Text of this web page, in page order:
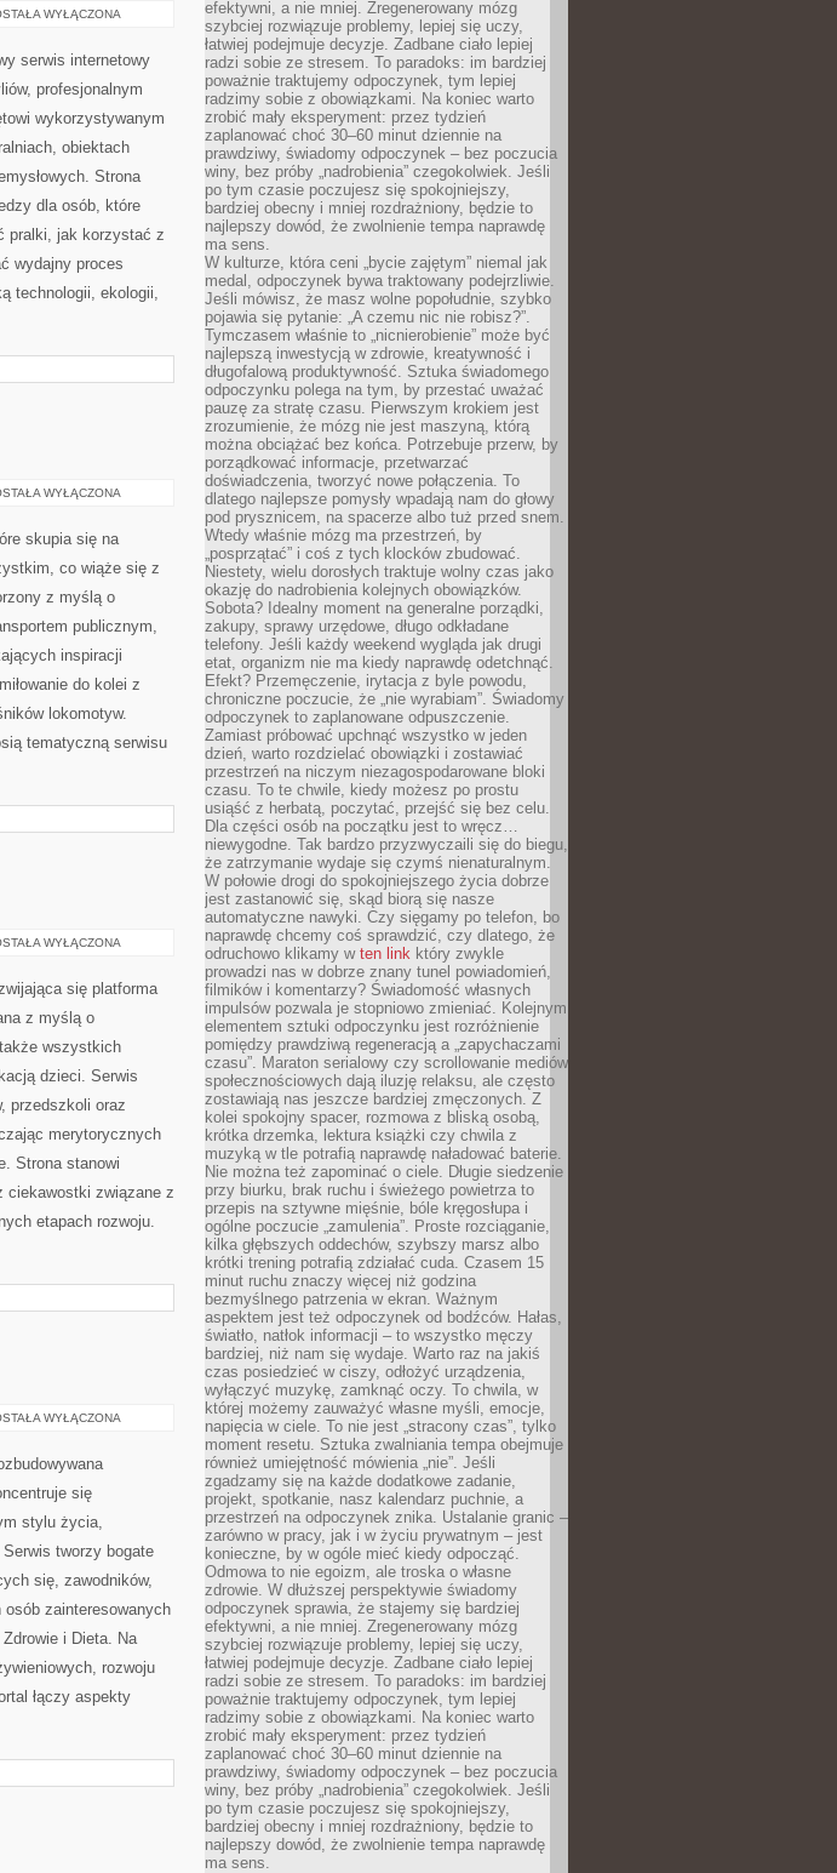
WYŁĄCZONA
serwis internetowy
profesjonalnym
wykorzystywanym
obiektach
Strona
dla osób, które
pralki, jak korzystać z
wydajny proces
technologii, ekologii,
WYŁĄCZONA
skupia się na
co wiąże się z
z myślą o
publicznym,
inspiracji
do kolei z
lokomotyw.
tematyczną serwisu
WYŁĄCZONA
się platforma
z myślą o
wszystkich
dzieci. Serwis
przedszkoli oraz
merytorycznych
Strona stanowi
ciekawostki związane z
etapach rozwoju.
WYŁĄCZONA
się
stylu życia,
tworzy bogate
się, zawodników,
zainteresowanych
i Dieta. Na
rozwoju
łączy aspekty
efektywni, a nie mniej. Zregenerowany mózg
szybciej rozwiązuje problemy, lepiej się uczy,
łatwiej podejmuje decyzje. Zadbane ciało lepiej
radzi sobie ze stresem. To paradoks: im bardziej
poważnie traktujemy odpoczynek, tym lepiej
radzimy sobie z obowiązkami. Na koniec warto
zrobić mały eksperyment: przez tydzień
zaplanować choć 30–60 minut dziennie na
prawdziwy, świadomy odpoczynek – bez poczucia
winy, bez próby „nadrobienia” czegokolwiek. Jeśli
po tym czasie poczujesz się spokojniejszy,
bardziej obecny i mniej rozdrażniony, będzie to
najlepszy dowód, że zwolnienie tempa naprawdę
ma sens.
W kulturze, która ceni „bycie zajętym” niemal jak
medal, odpoczynek bywa traktowany podejrzliwie.
Jeśli mówisz, że masz wolne popołudnie, szybko
pojawia się pytanie: „A czemu nic nie robisz?”.
Tymczasem właśnie to „nicnierobienie” może być
najlepszą inwestycją w zdrowie, kreatywność i
długofalową produktywność. Sztuka świadomego
odpoczynku polega na tym, by przestać uważać
pauzę za stratę czasu. Pierwszym krokiem jest
zrozumienie, że mózg nie jest maszyną, którą
można obciążać bez końca. Potrzebuje przerw, by
porządkować informacje, przetwarzać
doświadczenia, tworzyć nowe połączenia. To
dlatego najlepsze pomysły wpadają nam do głowy
pod prysznicem, na spacerze albo tuż przed snem.
Wtedy właśnie mózg ma przestrzeń, by
„posprzątać” i coś z tych klocków zbudować.
Niestety, wielu dorosłych traktuje wolny czas jako
okazję do nadrobienia kolejnych obowiązków.
Sobota? Idealny moment na generalne porządki,
zakupy, sprawy urzędowe, długo odkładane
telefony. Jeśli każdy weekend wygląda jak drugi
etat, organizm nie ma kiedy naprawdę odetchnąć.
Efekt? Przemęczenie, irytacja z byle powodu,
chroniczne poczucie, że „nie wyrabiam”. Świadomy
odpoczynek to zaplanowane odpuszczenie.
Zamiast próbować upchnąć wszystko w jeden
dzień, warto rozdzielać obowiązki i zostawiać
przestrzeń na niczym niezagospodarowane bloki
czasu. To te chwile, kiedy możesz po prostu
usiąść z herbatą, poczytać, przejść się bez celu.
Dla części osób na początku jest to wręcz…
niewygodne. Tak bardzo przyzwyczaili się do biegu,
że zatrzymanie wydaje się czymś nienaturalnym.
W połowie drogi do spokojniejszego życia dobrze
jest zastanowić się, skąd biorą się nasze
automatyczne nawyki. Czy sięgamy po telefon, bo
naprawdę chcemy coś sprawdzić, czy dlatego, że
odruchowo klikamy w ten link który zwykle
prowadzi nas w dobrze znany tunel powiadomień,
filmików i komentarzy? Świadomość własnych
impulsów pozwala je stopniowo zmieniać. Kolejnym
elementem sztuki odpoczynku jest rozróżnienie
pomiędzy prawdziwą regeneracją a „zapychaczami
czasu”. Maraton serialowy czy scrollowanie mediów
społecznościowych dają iluzję relaksu, ale często
zostawiają nas jeszcze bardziej zmęczonych. Z
kolei spokojny spacer, rozmowa z bliską osobą,
krótka drzemka, lektura książki czy chwila z
muzyką w tle potrafią naprawdę naładować baterie.
Nie można też zapominać o ciele. Długie siedzenie
przy biurku, brak ruchu i świeżego powietrza to
przepis na sztywne mięśnie, bóle kręgosłupa i
ogólne poczucie „zamulenia”. Proste rozciąganie,
kilka głębszych oddechów, szybszy marsz albo
krótki trening potrafią zdziałać cuda. Czasem 15
minut ruchu znaczy więcej niż godzina
bezmyślnego patrzenia w ekran. Ważnym
aspektem jest też odpoczynek od bodźców. Hałas,
światło, natłok informacji – to wszystko męczy
bardziej, niż nam się wydaje. Warto raz na jakiś
czas posiedzieć w ciszy, odłożyć urządzenia,
wyłączyć muzykę, zamknąć oczy. To chwila, w
której możemy zauważyć własne myśli, emocje,
napięcia w ciele. To nie jest „stracony czas”, tylko
moment resetu. Sztuka zwalniania tempa obejmuje
również umiejętność mówienia „nie”. Jeśli
zgadzamy się na każde dodatkowe zadanie,
projekt, spotkanie, nasz kalendarz puchnie, a
przestrzeń na odpoczynek znika. Ustalanie granic –
zarówno w pracy, jak i w życiu prywatnym – jest
konieczne, by w ogóle mieć kiedy odpocząć.
Odmowa to nie egoizm, ale troska o własne
zdrowie. W dłuższej perspektywie świadomy
odpoczynek sprawia, że stajemy się bardziej
efektywni, a nie mniej. Zregenerowany mózg
szybciej rozwiązuje problemy, lepiej się uczy,
łatwiej podejmuje decyzje. Zadbane ciało lepiej
radzi sobie ze stresem. To paradoks: im bardziej
poważnie traktujemy odpoczynek, tym lepiej
radzimy sobie z obowiązkami. Na koniec warto
zrobić mały eksperyment: przez tydzień
zaplanować choć 30–60 minut dziennie na
prawdziwy, świadomy odpoczynek – bez poczucia
winy, bez próby „nadrobienia” czegokolwiek. Jeśli
po tym czasie poczujesz się spokojniejszy,
bardziej obecny i mniej rozdrażniony, będzie to
najlepszy dowód, że zwolnienie tempa naprawdę
ma sens.